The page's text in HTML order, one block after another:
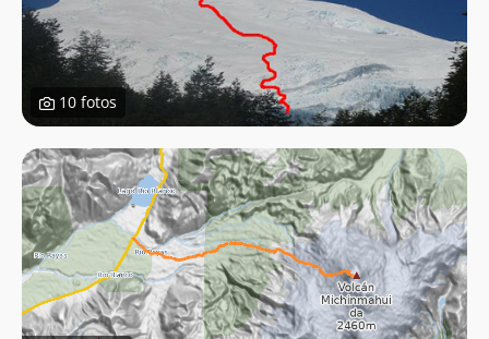
10 fotos